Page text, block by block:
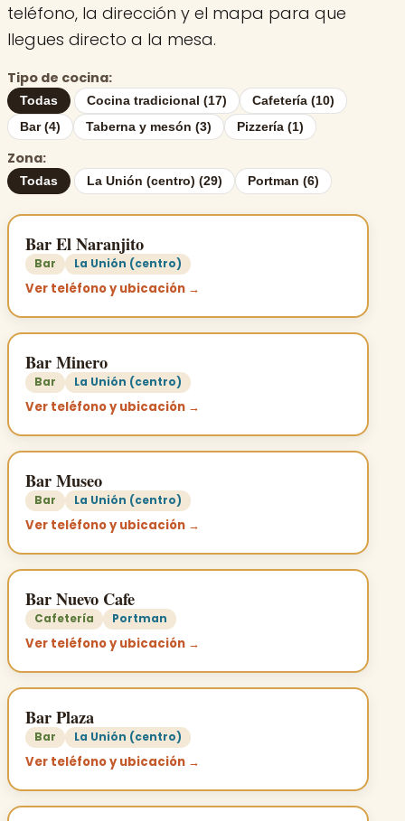
teléfono, la dirección y el mapa para que
llegues directo a la mesa.
Tipo de cocina:
Todas Cocina tradicional (17)
Cafetería (10)
Bar (4)
Taberna y mesón (3) Pizzería (1)
Zona:
Todas La Unión (centro) (29) Portman (6)
Bar El Naranjito
Bar La Unión (centro)
Ver teléfono y ubicación →
Bar Minero
Bar La Unión (centro)
Ver teléfono y ubicación →
Bar Museo
Bar La Unión (centro)
Ver teléfono y ubicación →
Bar Nuevo Cafe
Cafetería Portman
Ver teléfono y ubicación →
Bar Plaza
Bar La Unión (centro)
Ver teléfono y ubicación →